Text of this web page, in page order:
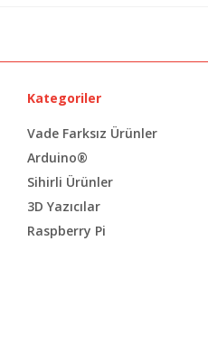
Kategoriler
Vade Farksız Ürünler
Arduino®
Sihirli Ürünler
3D Yazıcılar
Raspberry Pi